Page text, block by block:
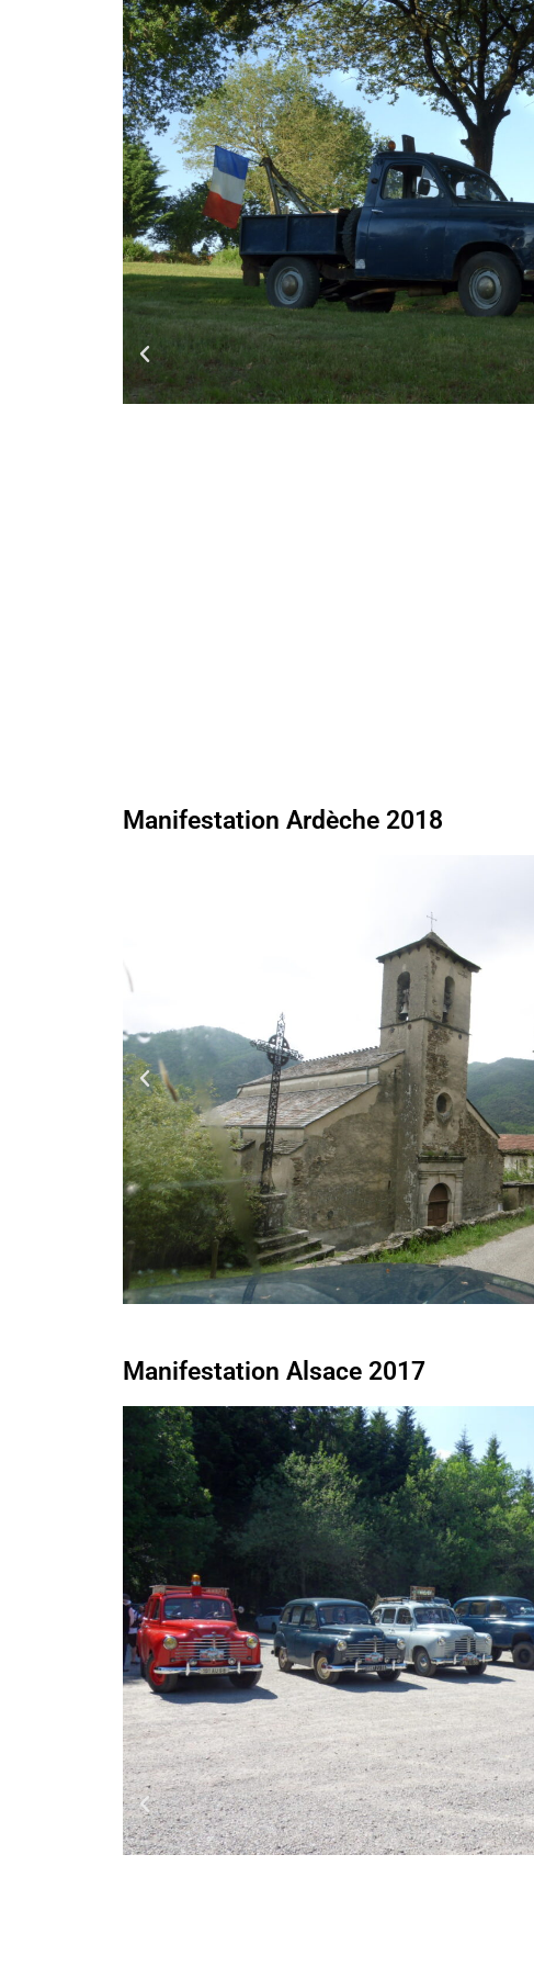
Manifestation Ardèche 2018
Manifestation Alsace 2017